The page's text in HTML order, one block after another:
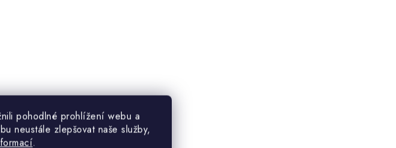
pohodlné prohlížení webu a
neustále zlepšovat naše služby,
.